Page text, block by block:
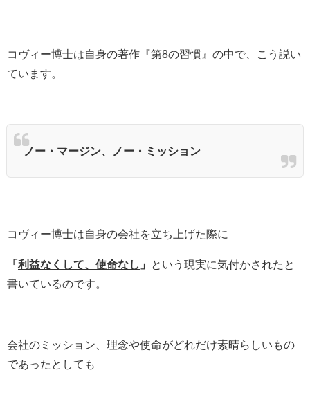
コヴィー博士は自身の著作 『第8の習慣』の中で、こう説い
ています。
ノー・マージン、ノー・ミッション
コヴィー博士は自身の会社を立ち上げた際に
「 利益なくして、使命なし 」 という現実に気付かされたと
書いているのです。
会社のミッション、理念や使命がどれだけ素晴らしいもの
であったとしても